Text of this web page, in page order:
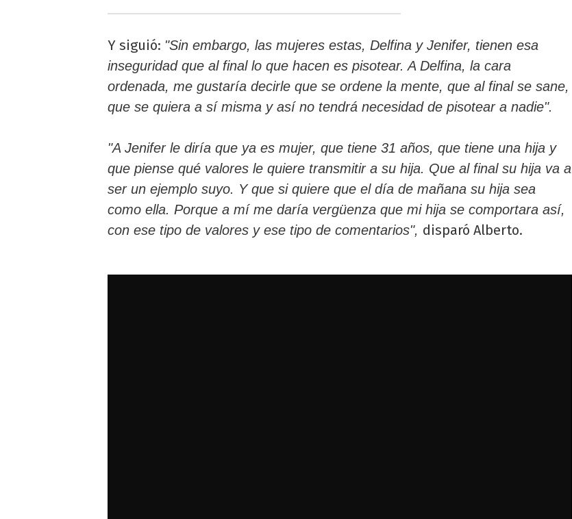
Y siguió: "Sin embargo, las mujeres estas, Delfina y Jenifer, tienen esa
inseguridad que al final lo que hacen es pisotear. A Delfina, la cara
ordenada, me gustaría decirle que se ordene la mente, que al final se sane,
que se quiera a sí misma y así no tendrá necesidad de pisotear a nadie".
"A Jenifer le diría que ya es mujer, que tiene 31 años, que tiene una hija y
que piense qué valores le quiere transmitir a su hija. Que al final su hija va a
ser un ejemplo suyo. Y que si quiere que el día de mañana su hija sea
como ella. Porque a mí me daría vergüenza que mi hija se comportara así,
con ese tipo de valores y ese tipo de comentarios", disparó Alberto.